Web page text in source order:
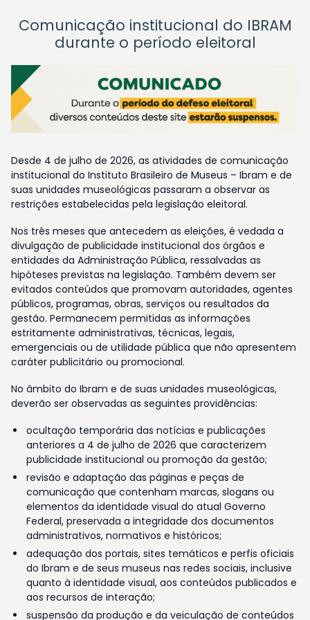
Comunicação institucional do IBRAM
durante o período eleitoral
Desde 4 de julho de 2026, as atividades de comunicação
institucional do Instituto Brasileiro de Museus – Ibram e de
suas unidades museológicas passaram a observar as
restrições estabelecidas pela legislação eleitoral.
Nos três meses que antecedem as eleições, é vedada a
divulgação de publicidade institucional dos órgãos e
entidades da Administração Pública, ressalvadas as
hipóteses previstas na legislação. Também devem ser
evitados conteúdos que promovam autoridades, agentes
públicos, programas, obras, serviços ou resultados da
gestão. Permanecem permitidas as informações
estritamente administrativas, técnicas, legais,
emergenciais ou de utilidade pública que não apresentem
caráter publicitário ou promocional.
No âmbito do Ibram e de suas unidades museológicas,
deverão ser observadas as seguintes providências:
ocultação temporária das notícias e publicações
anteriores a 4 de julho de 2026 que caracterizem
publicidade institucional ou promoção da gestão;
revisão e adaptação das páginas e peças de
comunicação que contenham marcas, slogans ou
elementos da identidade visual do atual Governo
Federal, preservada a integridade dos documentos
administrativos, normativos e históricos;
adequação dos portais, sites temáticos e perfis oficiais
do Ibram e de seus museus nas redes sociais, inclusive
quanto à identidade visual, aos conteúdos publicados e
aos recursos de interação;
suspensão da produção e da veiculação de conteúdos